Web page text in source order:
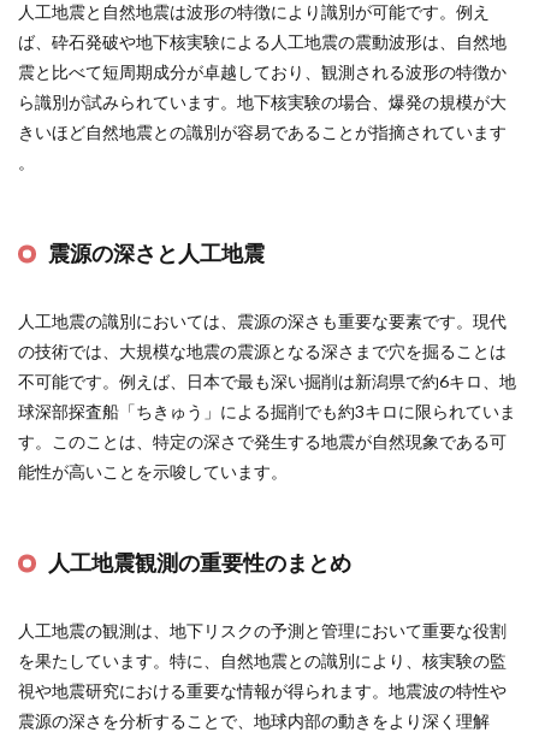
人工地震と自然地震は波形の特徴により識別が可能です。例え
ば、砕石発破や地下核実験による人工地震の震動波形は、自然地
震と比べて短周期成分が卓越しており、観測される波形の特徴か
ら識別が試みられています。地下核実験の場合、爆発の規模が大
きいほど自然地震との識別が容易であることが指摘されています​
。
震源の深さと人工地震
人工地震の識別においては、震源の深さも重要な要素です。現代
の技術では、大規模な地震の震源となる深さまで穴を掘ることは
不可能です。例えば、日本で最も深い掘削は新潟県で約6キロ、地
球深部探査船「ちきゅう」による掘削でも約3キロに限られていま
す。このことは、特定の深さで発生する地震が自然現象である可
能性が高いことを示唆しています​​。
人工地震観測の重要性のまとめ
人工地震の観測は、地下リスクの予測と管理において重要な役割
を果たしています。特に、自然地震との識別により、核実験の監
視や地震研究における重要な情報が得られます。地震波の特性や
震源の深さを分析することで、地球内部の動きをより深く理解